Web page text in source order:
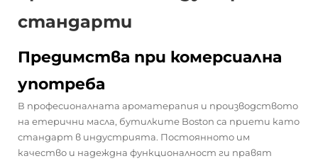
стандарти
Предимства при комерсиална
употреба
В професионалната ароматерапия и производството
на етерични масла, бутилките Boston са приети като
стандарт в индустрията. Постоянното им
качество и надеждна функционалност ги правят